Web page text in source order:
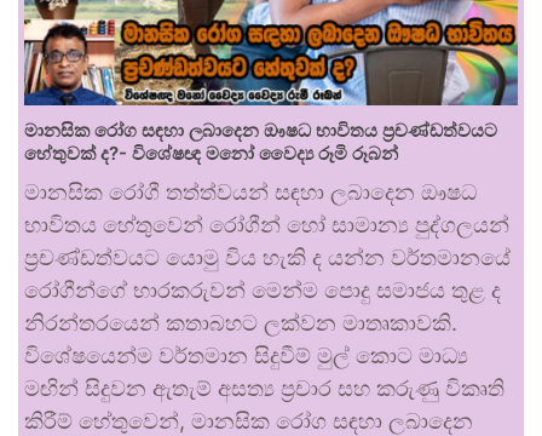
මානසික රෝග සඳහා ලබාදෙන ඖෂධ භාවිතය ප්‍රචණ්ඩත්වයට
හේතුවක් ද?- විශේෂඥ මනෝ වෛද්‍ය රූමි රූබන්
මානසික රෝගී තත්ත්වයන් සඳහා ලබාදෙන ඖෂධ
භාවිතය හේතුවෙන් රෝගීන් හෝ සාමාන්‍ය පුද්ගලයන්
ප්‍රචණ්ඩත්වයට යොමු විය හැකි ද යන්න වර්තමානයේ
රෝගීන්ගේ භාරකරුවන් මෙන්ම පොදු සමාජය තුළ ද
නිරන්තරයෙන් කතාබහට ලක්වන මාතෘකාවකි.
විශේෂයෙන්ම වර්තමාන සිදුවීම් මුල් කොට මාධ්‍ය
මඟින් සිදුවන ඇතැම් අසත්‍ය ප්‍රචාර සහ කරුණු විකෘති
කිරීම් හේතුවෙන්, මානසික රෝග සඳහා ලබාදෙන